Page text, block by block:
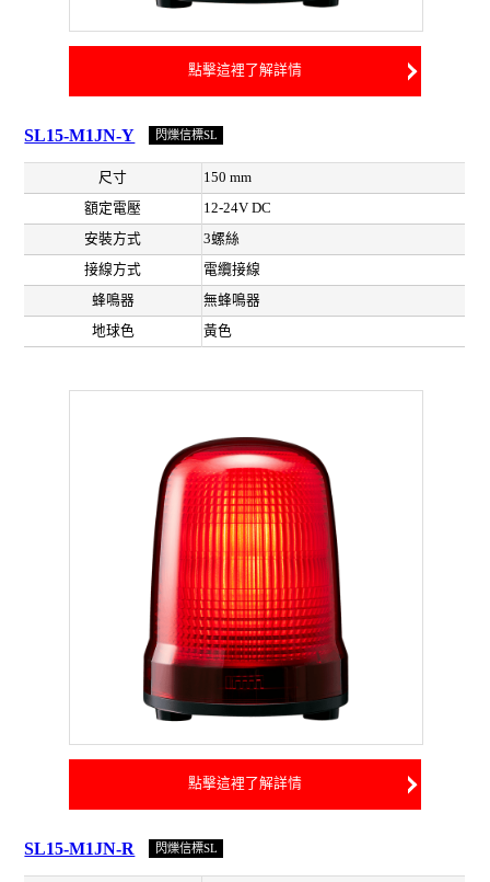
點擊這裡了解詳情
SL15-M1JN-Y 閃爍信標SL
尺寸
150 mm
額定電壓
12-24V DC
安裝方式
3螺絲
接線方式
電纜接線
蜂鳴器
無蜂鳴器
地球色
黃色
點擊這裡了解詳情
SL15-M1JN-R 閃爍信標SL